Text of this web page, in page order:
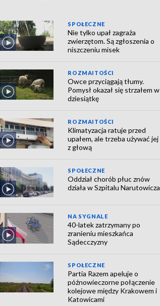
SPOŁECZNE
Nie tylko upał zagraża
zwierzętom. Są zgłoszenia o
niszczeniu misek
ROZMAITOŚCI
Owce przyciągają tłumy.
Pomysł okazał się strzałem w
dziesiątkę
ROZMAITOŚCI
Klimatyzacja ratuje przed
upałem, ale trzeba używać jej
z głową
SPOŁECZNE
Oddział chorób płuc znów
działa w Szpitalu Narutowicza
NA SYGNALE
40-latek zatrzymany po
zranieniu mieszkańca
Sądecczyzny
SPOŁECZNE
Partia Razem apeluje o
późnowieczorne połączenie
kolejowe między Krakowem i
Katowicami